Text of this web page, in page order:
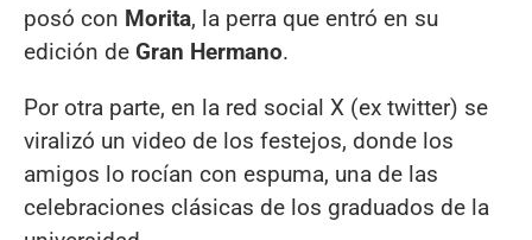
posó con Morita, la perra que entró en su
edición de Gran Hermano.
Por otra parte, en la red social X (ex twitter) se
viralizó un video de los festejos, donde los
amigos lo rocían con espuma, una de las
celebraciones clásicas de los graduados de la